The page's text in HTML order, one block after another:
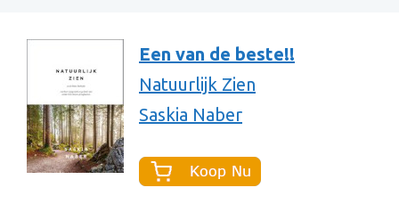
Een van de beste!!
Natuurlijk Zien
Saskia Naber